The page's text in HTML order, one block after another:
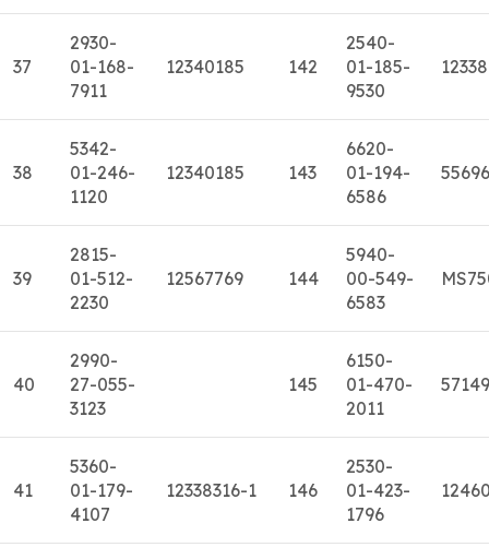
37
2930-
01-168-
7911
12340185 142
2540-
01-185-
9530
38
5342-
01-246-
1120
12340185 143
6620-
01-194-
6586
39
2815-
01-512-
2230
12567769 144
5940-
00-549-
6583
40
2990-
27-055-
3123
145
6150-
01-470-
2011
41
5360-
01-179-
4107
12338316-1 146
2530-
01-423-
1796